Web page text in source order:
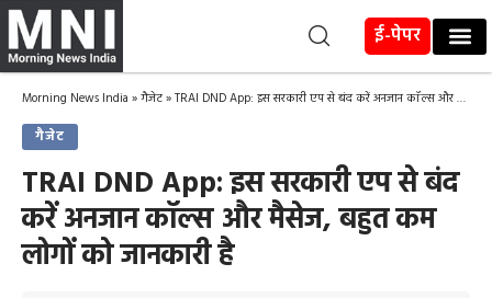
ई-पेपर
Morning News India »गैजेट»TRAI DND App: इस सरकारी एप से बंद करें अनजान कॉल्स और मैसेज, बहुत कम लोगों को जानकारी है
गैजेट
TRAI DND App: इस सरकारी एप से बंद
करें अनजान कॉल्स और मैसेज, बहुत कम
लोगों को जानकारी है